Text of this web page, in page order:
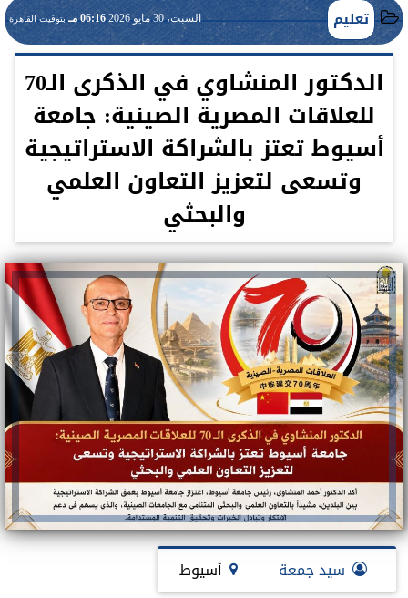
تعليم السبت، 30 مايو 2026 06:16 مـ بتوقيت القاهرة
الدكتور المنشاوي في الذكرى الـ70
للعلاقات المصرية الصينية: جامعة
أسيوط تعتز بالشراكة الاستراتيجية
وتسعى لتعزيز التعاون العلمي
والبحثي
سيد جمعة أسيوط